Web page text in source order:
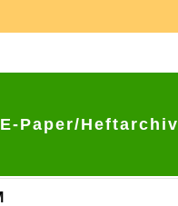
E-Paper/Heftarchiv